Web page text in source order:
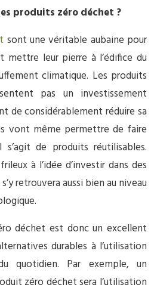
produits zéro déchet ?
sont une véritable aubaine pour
mettre leur pierre à l’édifice du
climatique. Les produits
pas un investissement
considérablement réduire sa
vont même permettre de faire
s’agit de produits réutilisables.
à l’idée d’investir dans des
retrouvera aussi bien au niveau
déchet est donc un excellent
durables à l’utilisation
quotidien. Par exemple, un
zéro déchet sera l’utilisation